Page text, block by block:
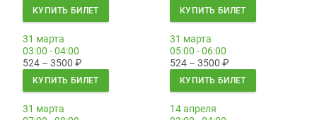
КУПИТЬ БИЛЕТ КУПИТЬ БИЛЕТ
31 марта
03:00 - 04:00
524 – 3500 ₽
КУПИТЬ БИЛЕТ
31 марта
05:00 - 06:00
524 – 3500 ₽
КУПИТЬ БИЛЕТ
31 марта
14 апреля